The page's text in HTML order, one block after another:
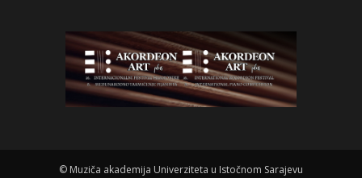
© Muziča akademija Univerziteta u Istočnom Sarajevu